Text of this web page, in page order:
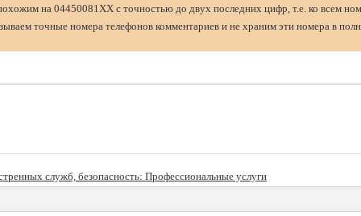
на 04450081XX с точностью до двух последних цифр, т.е. ко всем
точные номера телефонов комментариев и не храним эти номера в
служб, безопасность: Профессиональные услуги